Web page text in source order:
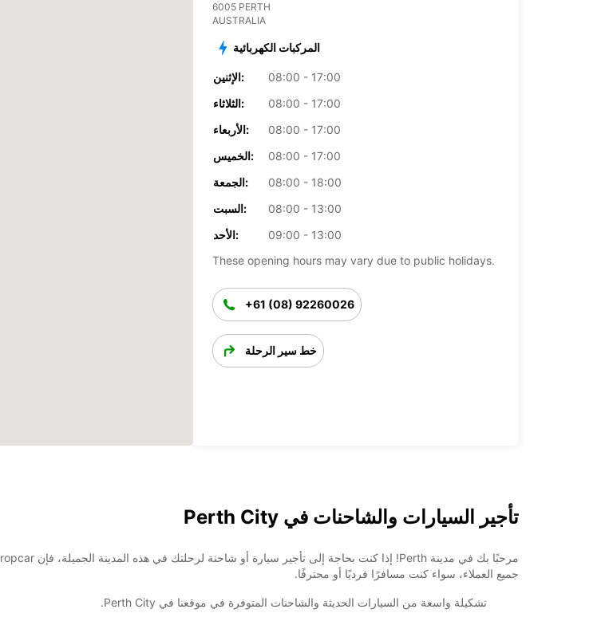
6005 PERTH
AUSTRALIA
المركبات الكهربائية
الإثنين:
08:00 - 17:00
الثلاثاء:
08:00 - 17:00
الأربعاء:
08:00 - 17:00
الخميس:
08:00 - 17:00
الجمعة:
08:00 - 18:00
السبت:
08:00 - 13:00
الأحد:
09:00 - 13:00
These opening hours may vary due to public holidays.
+61 (08) 92260026
خط سير الرحلة
تأجير السيارات والشاحنات في Perth City
جميع العملاء، سواء كنت مسافرًا فرديًا أو محترفًا.
تشكيلة واسعة من السيارات الحديثة والشاحنات المتوفرة في موقعنا في Perth City.